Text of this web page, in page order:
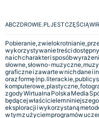
ABCZDROWIE.PL JEST CZĘŚCIĄ
Pobieranie, zwielokrotnianie,
wykorzystywanie treści
na ich charakter i sposób
słowne, słowno-muzyczne,
graficzne i zawarte w nich dane i
oraz formę (np. literackie,
komputerowe, plastyczne,
zgody Wirtualna Polska Media
będącej właścicielem
eksploracji i wykorzystaną
w tym z użyciem programów